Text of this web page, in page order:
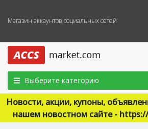
Магазин аккаунтов социальных сетей
Выберите категорию
Новости, акции, купоны,
нашем новостном сайте -